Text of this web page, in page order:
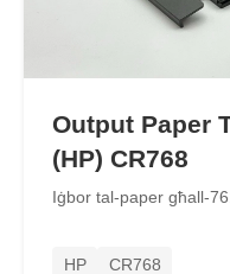
Output Paper
(HP) CR768
Iġbor tal-paper għall-
HP CR768